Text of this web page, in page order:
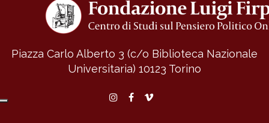
Piazza Carlo Alberto 3 (c/o Biblioteca Nazionale
Universitaria) 10123 Torino
Instagram
Facebook
Vimeo